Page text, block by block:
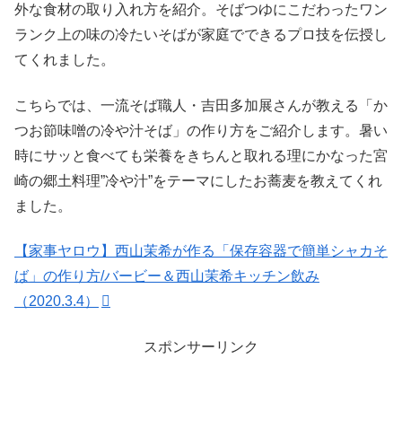
外な食材の取り入れ方を紹介。そばつゆにこだわったワン
ランク上の味の冷たいそばが家庭でできるプロ技を伝授し
てくれました。
こちらでは、一流そば職人・吉田多加展さんが教える「か
つお節味噌の冷や汁そば」の作り方をご紹介します。暑い
時にサッと食べても栄養をきちんと取れる理にかなった宮
崎の郷土料理”冷や汁”をテーマにしたお蕎麦を教えてくれ
ました。
【家事ヤロウ】西山茉希が作る「保存容器で簡単シャカそ
ば」の作り方/バービー＆西山茉希キッチン飲み
（2020.3.4）
スポンサーリンク